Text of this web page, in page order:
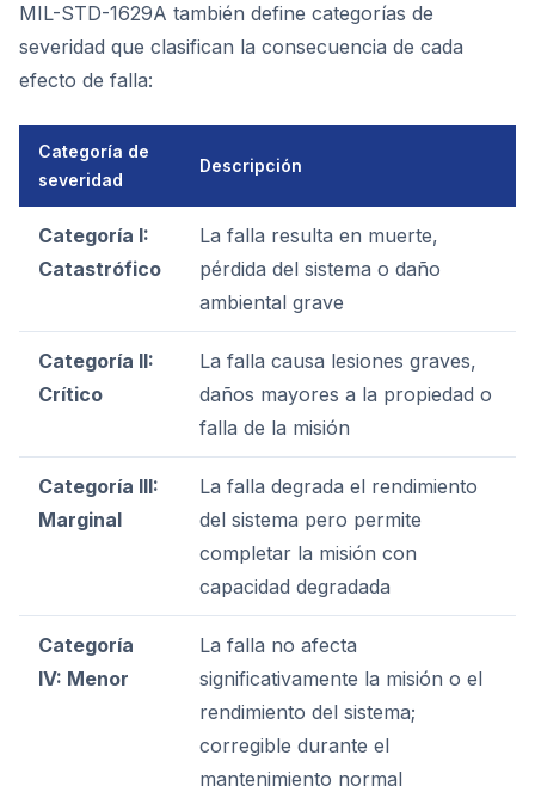
MIL-STD-1629A también define categorías de
severidad que clasifican la consecuencia de cada
efecto de falla:
Categoría de
severidad
Descripción
Categoría I:
Catastrófico
La falla resulta en muerte,
pérdida del sistema o daño
ambiental grave
Categoría II:
Crítico
La falla causa lesiones graves,
daños mayores a la propiedad o
falla de la misión
Categoría III:
Marginal
La falla degrada el rendimiento
del sistema pero permite
completar la misión con
capacidad degradada
Categoría
IV: Menor
La falla no afecta
significativamente la misión o el
rendimiento del sistema;
corregible durante el
mantenimiento normal